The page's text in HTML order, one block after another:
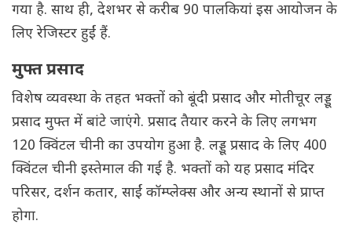
गया है. साथ ही, देशभर से करीब 90 पालकियां इस आयोजन के
लिए रेजिस्टर हुईं हैं.
मुफ्त प्रसाद
विशेष व्यवस्था के तहत भक्तों को बूंदी प्रसाद और मोतीचूर लड्डू
प्रसाद मुफ्त में बांटे जाएंगे. प्रसाद तैयार करने के लिए लगभग
120 क्विंटल चीनी का उपयोग हुआ है. लड्डू प्रसाद के लिए 400
क्विंटल चीनी इस्तेमाल की गई है. भक्तों को यह प्रसाद मंदिर
परिसर, दर्शन कतार, साईं कॉम्प्लेक्स और अन्य स्थानों से प्राप्त
होगा.